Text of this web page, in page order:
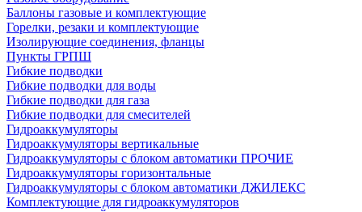
Баллоны газовые и комплектующие
Горелки, резаки и комплектующие
Изолирующие соединения, фланцы
Пункты ГРПШ
Гибкие подводки
Гибкие подводки для воды
Гибкие подводки для газа
Гибкие подводки для смесителей
Гидроаккумуляторы
Гидроаккумуляторы вертикальные
Гидроаккумуляторы с блоком автоматики ПРОЧИЕ
Гидроаккумуляторы горизонтальные
Гидроаккумуляторы с блоком автоматики ДЖИЛЕКС
Комплектующие для гидроаккумуляторов